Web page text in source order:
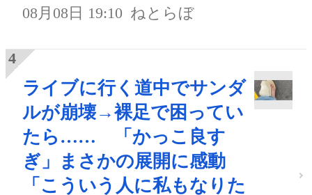
08月08日 19:10 ねとらぼ
ライブに行く道中でサンダ
ルが崩壊→裸足で困ってい
たら…… 「かっこ良す
ぎ」まさかの展開に感動
「こういう人に私もなりた